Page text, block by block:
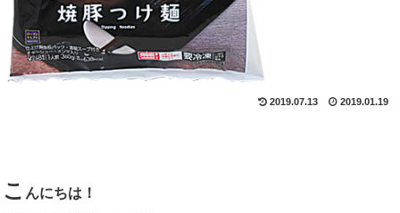
2019.07.13 2019.01.19
こ んにちは！